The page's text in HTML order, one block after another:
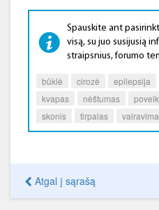
Spauskite ant
visą, su juo susijusią
straipsnius, forumo
būklė cirozė epilepsija
kvapas
nėštumas
skonis
tirpalas
Atgal į sąrašą